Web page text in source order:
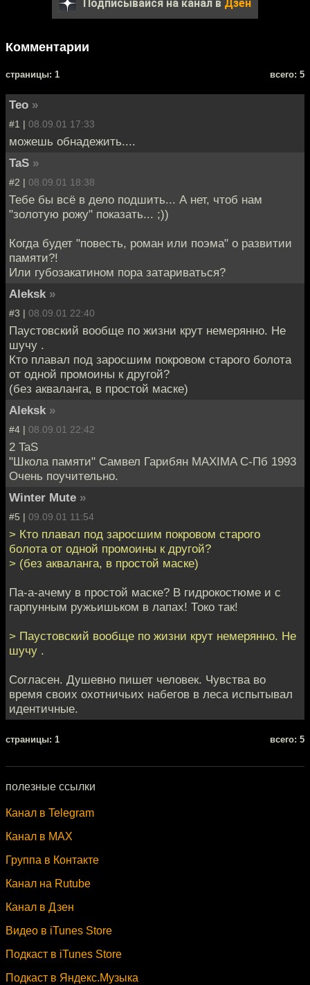
Подписывайся на канал в Дзен
Комментарии
cтраницы: 1 всего: 5
Teo »
#1 | 08.09.01 17:33
можешь обнадежить....
TaS »
#2 | 08.09.01 18:38
Тебе бы всё в дело подшить... А нет, чтоб нам
"золотую рожу" показать... ;))
Когда будет "повесть, роман или поэма" о развитии
памяти?!
Или губозакатином пора затариваться?
Aleksk »
#3 | 08.09.01 22:40
Паустовский вообще по жизни крут немерянно. Не
шучу .
Кто плавал под заросшим покровом старого болота
от одной промоины к другой?
(без акваланга, в простой маске)
Aleksk »
#4 | 08.09.01 22:42
2 TaS
"Школа памяти" Самвел Гарибян MAXIMA С-Пб 1993
Очень поучительно.
Winter Mute »
#5 | 09.09.01 11:54
> Кто плавал под заросшим покровом старого
болота от одной промоины к другой?
> (без акваланга, в простой маске)
Па-а-ачему в простой маске? В гидрокостюме и с
гарпунным ружьишьком в лапах! Токо так!
> Паустовский вообще по жизни крут немерянно. Не
шучу .
Согласен. Душевно пишет человек. Чувства во
время своих охотничьих набегов в леса испытывал
идентичные.
cтраницы: 1 всего: 5
полезные ссылки
Канал в Telegram
Канал в MAX
Группа в Контакте
Канал на Rutube
Канал в Дзен
Видео в iTunes Store
Подкаст в iTunes Store
Подкаст в Яндекс.Музыка